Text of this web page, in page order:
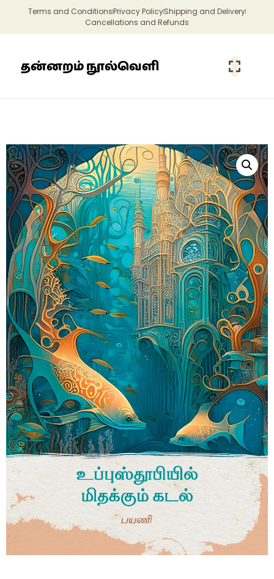
Terms and ConditionsPrivacy PolicyShipping and Delivery
Cancellations and Refunds
தன்னறம் நூல்வெளி